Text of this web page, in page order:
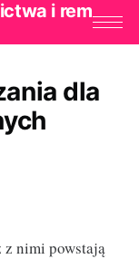
i rem
dla
z nimi powstają